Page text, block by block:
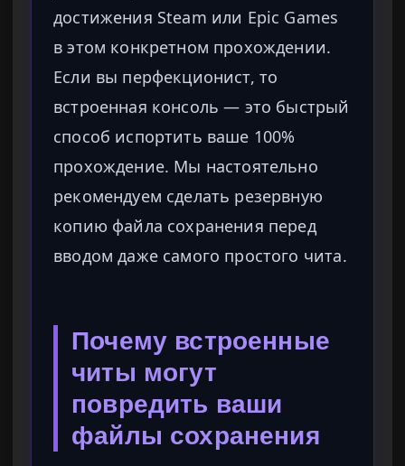
достижения Steam или Epic Games
в этом конкретном прохождении.
Если вы перфекционист, то
встроенная консоль — это быстрый
способ испортить ваше 100%
прохождение. Мы настоятельно
рекомендуем сделать резервную
копию файла сохранения перед
вводом даже самого простого чита.
Почему встроенные
читы могут
повредить ваши
файлы сохранения